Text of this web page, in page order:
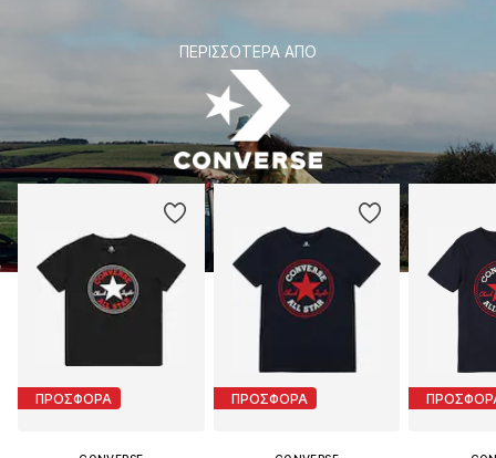
ΠΕΡΙΣΣΌΤΕΡΑ ΑΠΌ
ΠΡΟΣΦΟΡΑ ΠΡΟΣΦΟΡΑ